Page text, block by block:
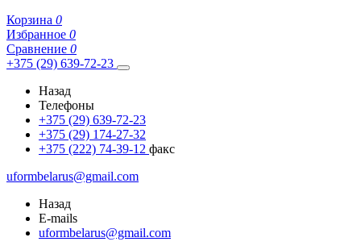
Корзина 0
Избранное 0
Сравнение 0
+375 (29) 639-72-23
Назад
Телефоны
+375 (29) 639-72-23
+375 (29) 174-27-32
+375 (222) 74-39-12 факс
uformbelarus@gmail.com
Назад
E-mails
uformbelarus@gmail.com